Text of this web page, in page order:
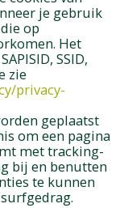
je gebruik
op
Het
SSID,
zie
privacy-
geplaatst
om een pagina
met tracking-
bij en benutten
te kunnen